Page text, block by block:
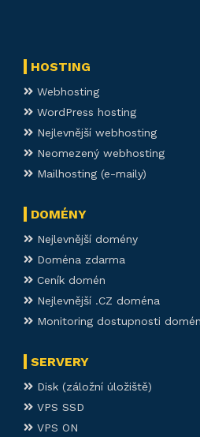
HOSTING
Webhosting
WordPress hosting
Nejlevnější webhosting
Neomezený webhosting
Mailhosting (e-maily)
DOMÉNY
Nejlevnější domény
Doména zdarma
Ceník domén
Nejlevnější .CZ doména
Monitoring dostupnosti domén
SERVERY
Disk (záložní úložiště)
VPS SSD
VPS ON